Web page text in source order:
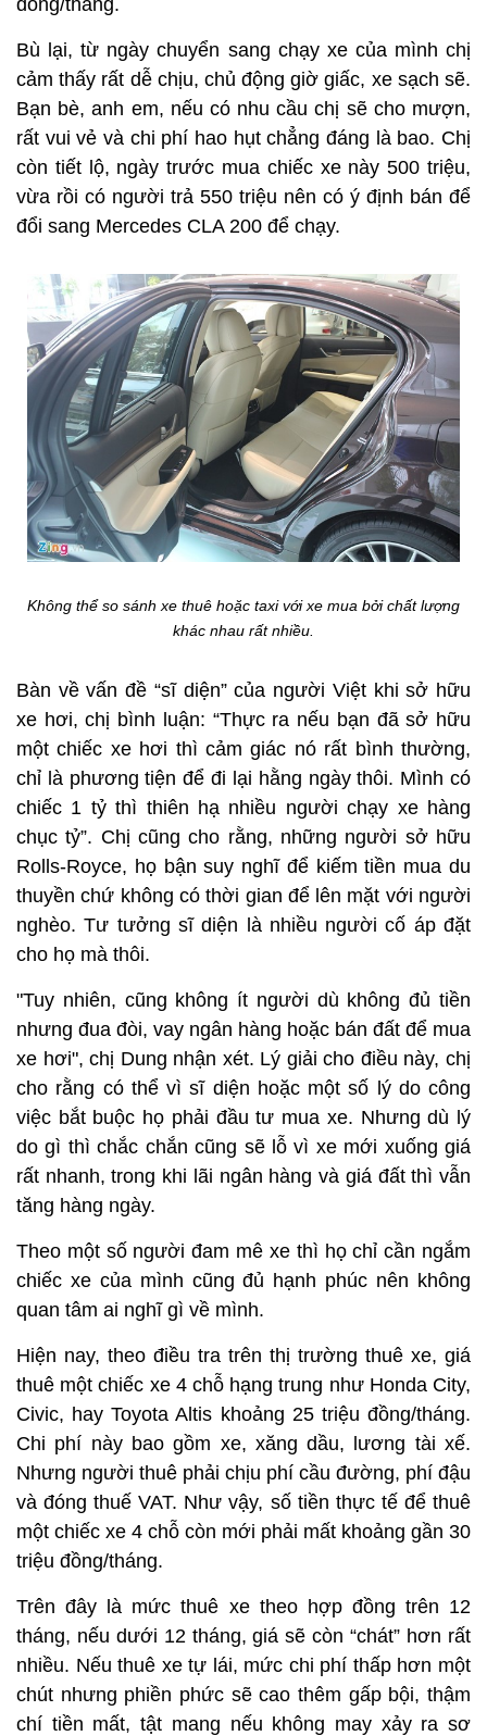
đồng/tháng.
Bù lại, từ ngày chuyển sang chạy xe của mình chị
cảm thấy rất dễ chịu, chủ động giờ giấc, xe sạch sẽ.
Bạn bè, anh em, nếu có nhu cầu chị sẽ cho mượn,
rất vui vẻ và chi phí hao hụt chẳng đáng là bao. Chị
còn tiết lộ, ngày trước mua chiếc xe này 500 triệu,
vừa rồi có người trả 550 triệu nên có ý định bán để
đổi sang Mercedes CLA 200 để chạy.
Không thể so sánh xe thuê hoặc taxi với xe mua bởi chất lượng
khác nhau rất nhiều.
Bàn về vấn đề “sĩ diện” của người Việt khi sở hữu
xe hơi, chị bình luận: “Thực ra nếu bạn đã sở hữu
một chiếc xe hơi thì cảm giác nó rất bình thường,
chỉ là phương tiện để đi lại hằng ngày thôi. Mình có
chiếc 1 tỷ thì thiên hạ nhiều người chạy xe hàng
chục tỷ”. Chị cũng cho rằng, những người sở hữu
Rolls-Royce, họ bận suy nghĩ để kiếm tiền mua du
thuyền chứ không có thời gian để lên mặt với người
nghèo. Tư tưởng sĩ diện là nhiều người cố áp đặt
cho họ mà thôi.
"Tuy nhiên, cũng không ít người dù không đủ tiền
nhưng đua đòi, vay ngân hàng hoặc bán đất để mua
xe hơi", chị Dung nhận xét. Lý giải cho điều này, chị
cho rằng có thể vì sĩ diện hoặc một số lý do công
việc bắt buộc họ phải đầu tư mua xe. Nhưng dù lý
do gì thì chắc chắn cũng sẽ lỗ vì xe mới xuống giá
rất nhanh, trong khi lãi ngân hàng và giá đất thì vẫn
tăng hàng ngày.
Theo một số người đam mê xe thì họ chỉ cần ngắm
chiếc xe của mình cũng đủ hạnh phúc nên không
quan tâm ai nghĩ gì về mình.
Hiện nay, theo điều tra trên thị trường thuê xe, giá
thuê một chiếc xe 4 chỗ hạng trung như Honda City,
Civic, hay Toyota Altis khoảng 25 triệu đồng/tháng.
Chi phí này bao gồm xe, xăng dầu, lương tài xế.
Nhưng người thuê phải chịu phí cầu đường, phí đậu
và đóng thuế VAT. Như vậy, số tiền thực tế để thuê
một chiếc xe 4 chỗ còn mới phải mất khoảng gần 30
triệu đồng/tháng.
Trên đây là mức thuê xe theo hợp đồng trên 12
tháng, nếu dưới 12 tháng, giá sẽ còn “chát” hơn rất
nhiều. Nếu thuê xe tự lái, mức chi phí thấp hơn một
chút nhưng phiền phức sẽ cao thêm gấp bội, thậm
chí tiền mất, tật mang nếu không may xảy ra sơ